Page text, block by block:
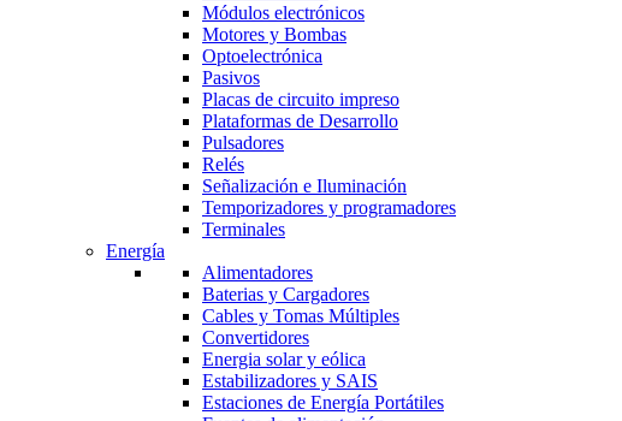
Módulos electrónicos
Motores y Bombas
Optoelectrónica
Pasivos
Placas de circuito impreso
Plataformas de Desarrollo
Pulsadores
Relés
Señalización e Iluminación
Temporizadores y programadores
Terminales
Energía
Alimentadores
Baterias y Cargadores
Cables y Tomas Múltiples
Convertidores
Energia solar y eólica
Estabilizadores y SAIS
Estaciones de Energía Portátiles